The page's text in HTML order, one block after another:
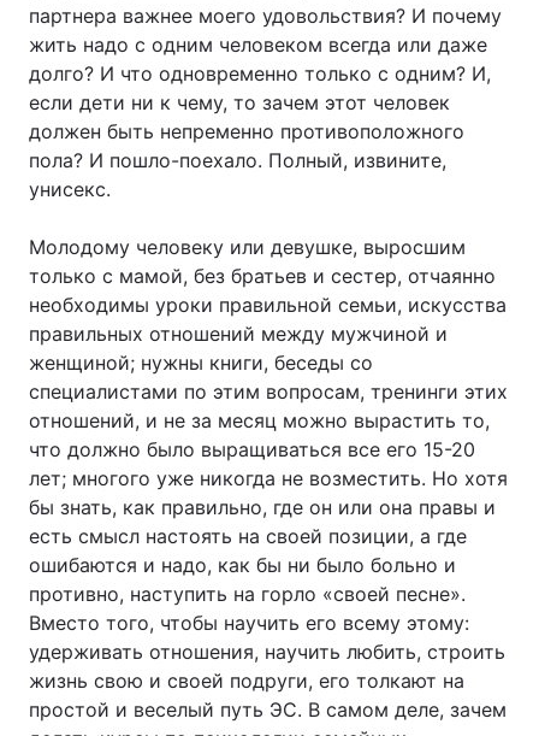
партнера важнее моего удовольствия? И почему
жить надо с одним человеком всегда или даже
долго? И что одновременно только с одним? И,
если дети ни к чему, то зачем этот человек
должен быть непременно противоположного
пола? И пошло-поехало. Полный, извините,
унисекс.
Молодому человеку или девушке, выросшим
только с мамой, без братьев и сестер, отчаянно
необходимы уроки правильной семьи, искусства
правильных отношений между мужчиной и
женщиной; нужны книги, беседы со
специалистами по этим вопросам, тренинги этих
отношений, и не за месяц можно вырастить то,
что должно было выращиваться все его 15-20
лет; многого уже никогда не возместить. Но хотя
бы знать, как правильно, где он или она правы и
есть смысл настоять на своей позиции, а где
ошибаются и надо, как бы ни было больно и
противно, наступить на горло «своей песне».
Вместо того, чтобы научить его всему этому:
удерживать отношения, научить любить, строить
жизнь свою и своей подруги, его толкают на
простой и веселый путь ЭС. В самом деле, зачем